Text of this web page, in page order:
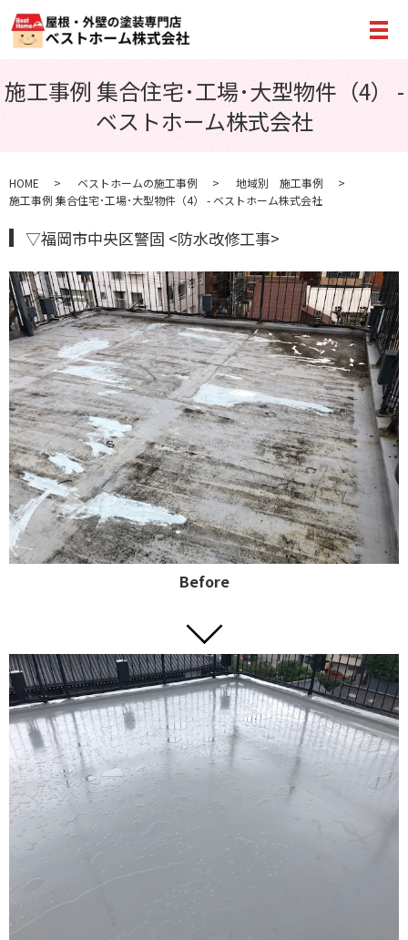
メ
施工事例 集合住宅･工場･大型物件（4） -
ベストホーム株式会社
HOME ベストホームの施工事例
地域別 施工事例
施工事例 集合住宅･工場･大型物件（4） - ベストホーム株式会社
▽福岡市中央区警固 <防水改修工事>
Before